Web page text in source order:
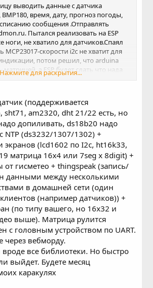
выводить данные с датчика
BMP180, время, дату, прогноз погоды,
сообщения .Отправлять
Пытался реализовать на ESP
ноги, не хватило для датчиков.Спаял
MCP23017-скорости i2c не хватит для
потом решил, что arduina
матрицей, а ESP будет слать что нада
на этом застрял. Може есть какие-то
очень срочно надо сделать.
Нажмите для раскрытия...
(поддерживается
sht71, am2320, dht 21/22 есть, но
допиливать, ds18b20 надо
NTP (ds3232/1307/1302) +
экранов (lcd1602 по I2c, ht16k33,
матрица 16х4 или 7seg x 8digit) +
от гисметео + thingspeak (запись/
данными между несколькими
в домашней сети (один
(например датчиков)) +
(по типу вашего, но 16х32 и
выше). Матрица рулится
с головным устройством по UART.
через вебморду.
вроде все библиотеки. Но быстро
выйдет. Будете месяц
каракулях